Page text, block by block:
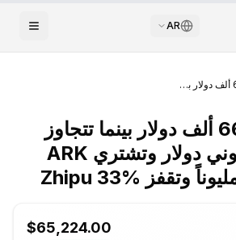
AR
بيتكوين قرب 66 ألف دولار بينما تتجاوز SpaceX تريليوني دولار وتشتري ARK أسهماً بـ444 مليوناً وتقفز Zhipu 33%
بيتكوين قرب 66 ألف دولار بينما تتجاوز
SpaceX تريليوني دولار وتشتري ARK
$65,224.00